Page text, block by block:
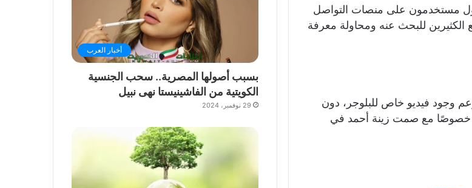
مستخدمون على منصات التواصل
للبحث عنه ومحاولة معرفة
وجود فيديو خاص للبلوجر، دون
خصوصًا مع صمت زينة أحمد في
أخبار العرب
بسبب أصولها المصرية.. سحب الجنسية
الكويتية من الفاشينيستا نهى نبيل
29 نوفمبر، 2024